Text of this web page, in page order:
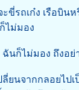
ขี่รถเก๋ง เรือบินห
ไม่มอง
ก็ไม่มอง ถึงอย่
ลี่ยนจากกลอยไป